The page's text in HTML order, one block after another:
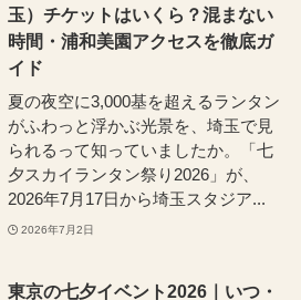
玉）チケットはいくら？混まない
時間・浦和美園アクセスを徹底ガ
イド
夏の夜空に3,000基を超えるランタン
がふわっと浮かぶ光景を、埼玉で見
られるって知っていましたか。「七
夕スカイランタン祭り2026」が、
2026年7月17日から埼玉スタジア...
2026年7月2日
東京の七夕イベント2026｜いつ・